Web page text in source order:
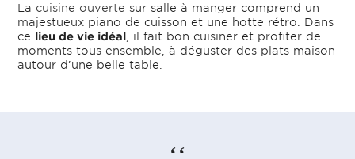
La cuisine ouverte sur salle à manger comprend un
majestueux piano de cuisson et une hotte rétro. Dans
ce lieu de vie idéal , il fait bon cuisiner et profiter de
moments tous ensemble, à déguster des plats maison
autour d’une belle table.